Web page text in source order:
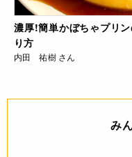
濃厚!簡単かぼちゃプリ
り方
内田 祐樹 さん
み